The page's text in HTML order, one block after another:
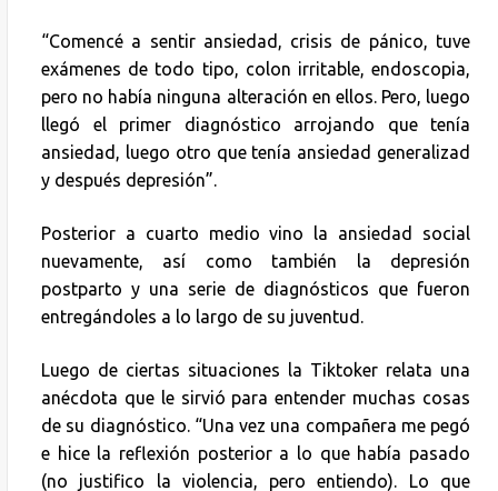
“Comencé a sentir ansiedad, crisis de pánico, tuve
exámenes de todo tipo, colon irritable, endoscopia,
pero no había ninguna alteración en ellos. Pero, luego
llegó el primer diagnóstico arrojando que tenía
ansiedad, luego otro que tenía ansiedad generalizad
y después depresión”.
Posterior a cuarto medio vino la ansiedad social
nuevamente, así como también la depresión
postparto y una serie de diagnósticos que fueron
entregándoles a lo largo de su juventud.
Luego de ciertas situaciones la Tiktoker relata una
anécdota que le sirvió para entender muchas cosas
de su diagnóstico. “Una vez una compañera me pegó
e hice la reflexión posterior a lo que había pasado
(no justifico la violencia, pero entiendo). Lo que